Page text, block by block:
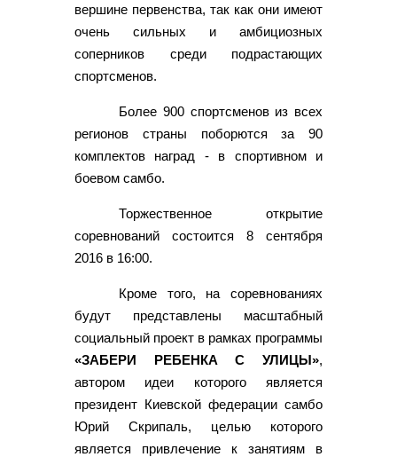
вершине первенства, так как они имеют
очень сильных и амбициозных
соперников среди подрастающих
спортсменов.
Более 900 спортсменов из всех
регионов страны поборются за 90
комплектов наград - в спортивном и
боевом самбо.
Торжественное открытие
соревнований состоится 8 сентября
2016 в 16:00.
Кроме того, на соревнованиях
будут представлены масштабный
социальный проект в рамках программы
«ЗАБЕРИ РЕБЕНКА С УЛИЦЫ»,
автором идеи которого является
президент Киевской федерации самбо
Юрий Скрипаль, целью которого
является привлечение к занятиям в